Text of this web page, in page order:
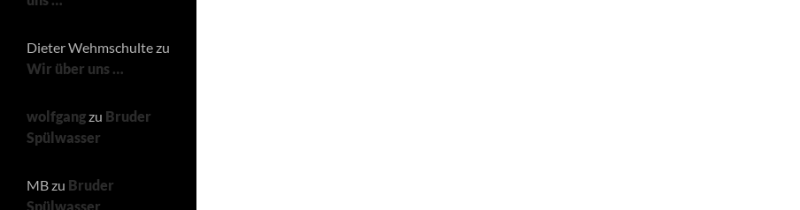
Dieter Wehmschultezu
Wir über uns …
wolfgangzu Bruder
Spülwasser
MBzu Bruder
Spülwasser